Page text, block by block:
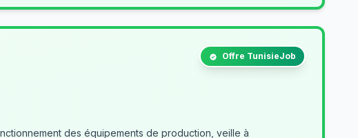
Offre TunisieJob
des équipements de production, veille à